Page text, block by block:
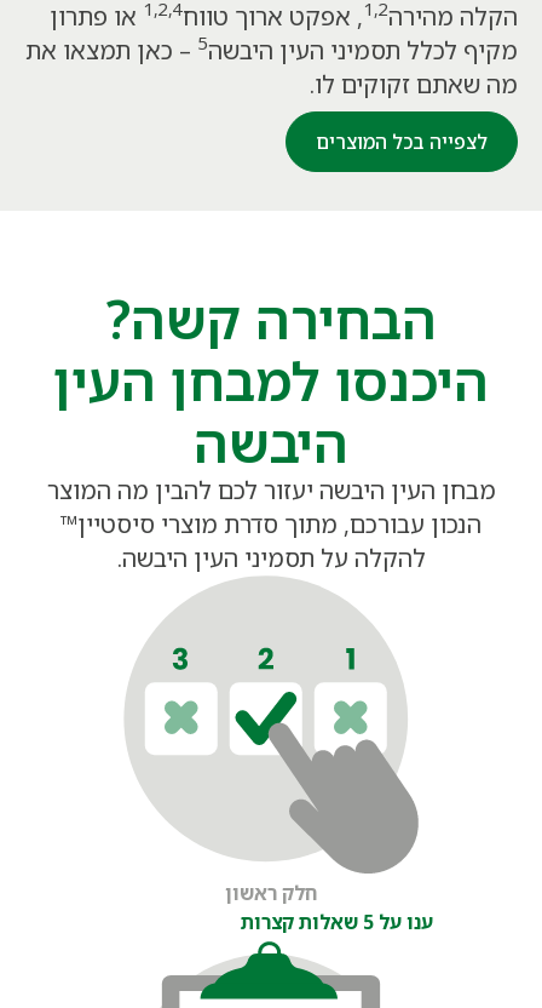
הקלה מהירה1,2, אפקט ארוך טווח1,2,4 או פתרון
מקיף לכלל תסמיני העין היבשה5 – כאן תמצאו את
מה שאתם זקוקים לו.
לצפייה בכל המוצרים
הבחירה קשה?
היכנסו למבחן העין
היבשה
מבחן העין היבשה יעזור לכם להבין מה המוצר
הנכון עבורכם, מתוך סדרת מוצרי סיסטיין™
להקלה על תסמיני העין היבשה.
חלק ראשון
ענו על 5 שאלות קצרות